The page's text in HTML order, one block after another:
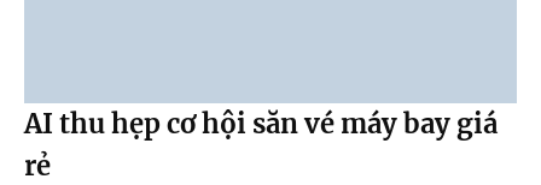
AI thu hẹp cơ hội săn vé máy bay giá
rẻ